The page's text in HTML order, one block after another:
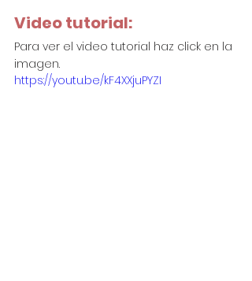
Video tutorial:
Para ver el video tutorial haz click en la
imagen.
https://youtu.be/kF4XXjuPYZI